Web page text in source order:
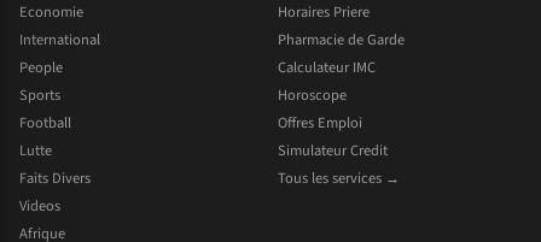
Economie
International
People
Sports
Football
Lutte
Faits Divers
Videos
Afrique
Horaires Priere
Pharmacie de Garde
Calculateur IMC
Horoscope
Offres Emploi
Simulateur Credit
Tous les services →